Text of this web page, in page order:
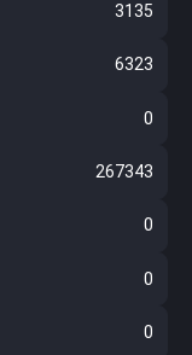
3135
6323
0
267343
0
0
0